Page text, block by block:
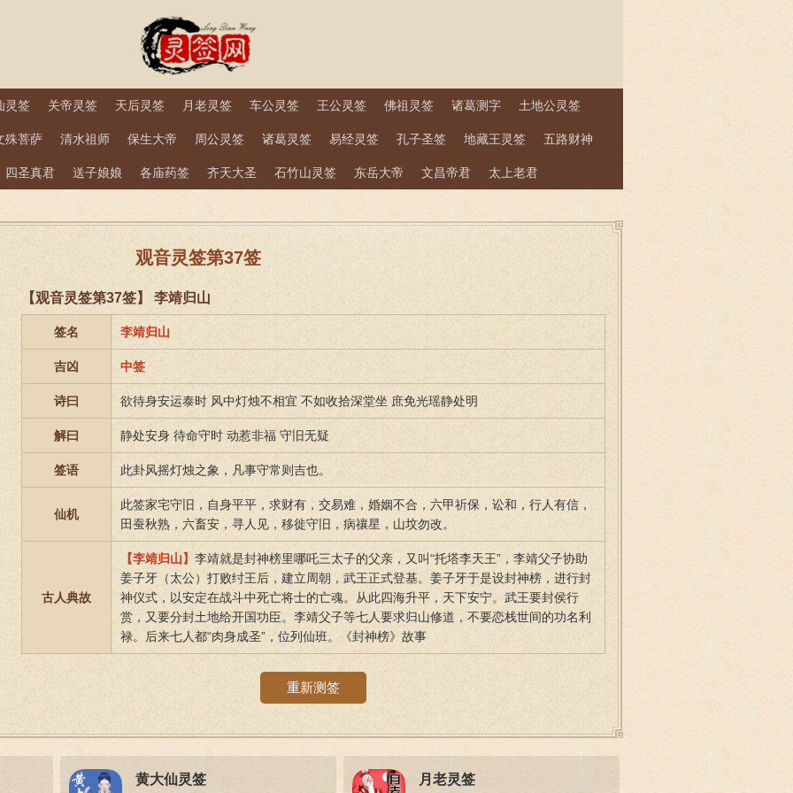
灵签 关帝灵签 天后灵签 月老灵签 车公灵签 王公灵签 佛祖灵签 诸葛测字 土地公灵签
殊菩萨 清水祖师 保生大帝 周公灵签 诸葛灵签 易经灵签 孔子圣签 地藏王灵签 五路财神
四圣真君 送子娘娘 各庙药签 齐天大圣 石竹山灵签 东岳大帝 文昌帝君 太上老君
观音灵签第37签
【观音灵签第37签】 李靖归山
签名 李靖归山
吉凶 中签
诗曰 欲待身安运泰时 风中灯烛不相宜 不如收拾深堂坐 庶免光瑶静处明
解曰 静处安身 待命守时 动惹非福 守旧无疑
签语 此卦风摇灯烛之象，凡事守常则吉也。
仙机
此签家宅守旧，自身平平，求财有，交易难，婚姻不合，六甲祈保，讼和，行人有信，
田蚕秋熟，六畜安，寻人见，移徙守旧，病禳星，山坟勿改。
古人典故
【李靖归山】 李靖就是封神榜里哪吒三太子的父亲，又叫“托塔李天王”，李靖父子协助
姜子牙（太公）打败纣王后，建立周朝，武王正式登基。姜子牙于是设封神榜，进行封
神仪式，以安定在战斗中死亡将士的亡魂。从此四海升平，天下安宁。武王要封侯行
赏，又要分封土地给开国功臣。李靖父子等七人要求归山修道，不要恋栈世间的功名利
禄。后来七人都“肉身成圣”，位列仙班。《封神榜》故事
重新测签
黄大仙灵签 月老灵签